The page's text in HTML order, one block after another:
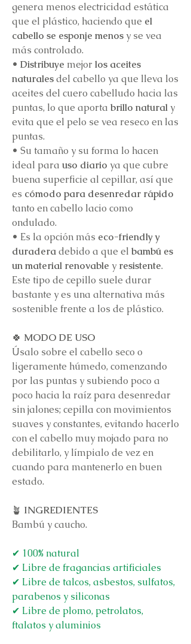
genera menos electricidad estática
que el plástico, haciendo que el
cabello se esponje menosy se vea
más controlado.
• Distribuye mejor los aceites
naturalesdel cabello ya que lleva los
aceites del cuero cabelludo hacia las
puntas, lo que aporta brillo naturaly
evita que el pelo se vea reseco en las
puntas.
• Su tamaño y su forma lo hacen
ideal para uso diario ya que cubre
buena superficie al cepillar, así que
es cómodo para desenredar rápido
tanto en cabello lacio como
ondulado.
• Es la opción más eco-friendly y
duraderadebido a que el bambú es
un material renovable y resistente.
Este tipo de cepillo suele durar
bastante y es una alternativa más
sostenible frente a los de plástico.
🍀 MODO DE USO
Úsalo sobre el cabello seco o
ligeramente húmedo, comenzando
por las puntas y subiendo poco a
poco hacia la raíz para desenredar
sin jalones; cepilla con movimientos
suaves y constantes, evitando hacerlo
con el cabello muy mojado para no
debilitarlo, y límpialo de vez en
cuando para mantenerlo en buen
estado.
🪴 INGREDIENTES
Bambú y caucho.
✔ 100% natural
✔ Libre de fragancias artificiales
✔ Libre de talcos, asbestos, sulfatos,
parabenos y siliconas
✔ Libre de plomo, petrolatos,
ftalatos y aluminios